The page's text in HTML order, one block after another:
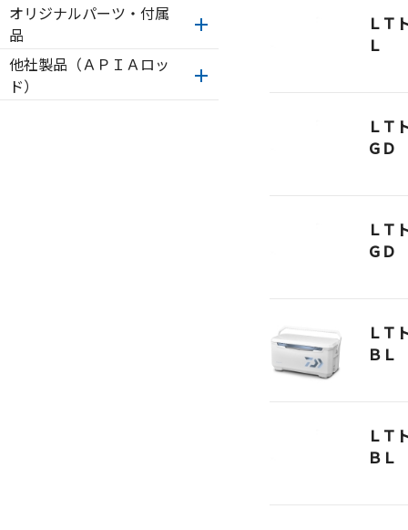
オリジナルパーツ・付属
品
他社製品（ＡＰＩＡロッ
ド）
ＬＴ
Ｌ
ＬＴ
ＧＤ
ＬＴ
ＧＤ
ＬＴ
ＢＬ
ＬＴ
ＢＬ